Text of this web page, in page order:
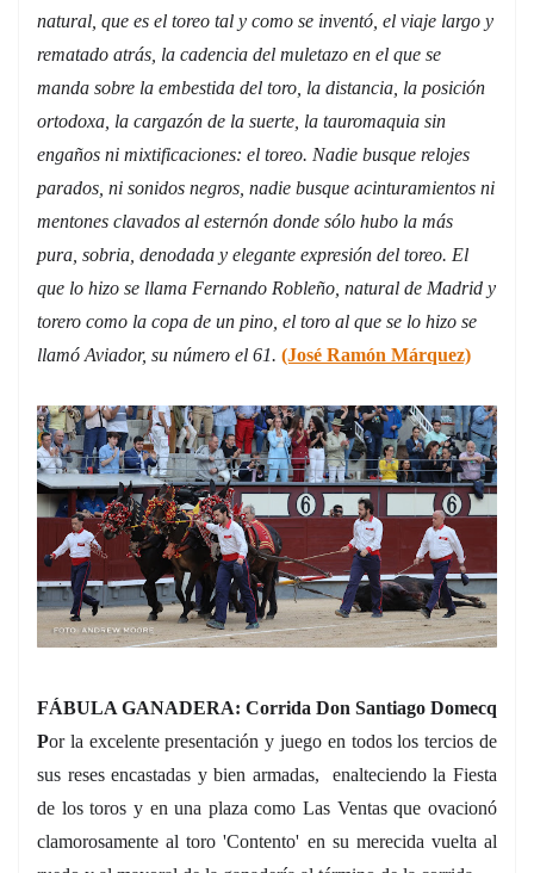
natural, que es el toreo tal y como se inventó, el viaje largo y
rematado atrás, la cadencia del muletazo en el que se
manda sobre la embestida del toro, la distancia, la posición
ortodoxa, la cargazón de la suerte, la tauromaquia sin
engaños ni mixtificaciones: el toreo. Nadie busque relojes
parados, ni sonidos negros, nadie busque acinturamientos ni
mentones clavados al esternón donde sólo hubo la más
pura, sobria, denodada y elegante expresión del toreo. El
que lo hizo se llama Fernando Robleño, natural de Madrid y
torero como la copa de un pino, el toro al que se lo hizo se
llamó Aviador, su número el 61. (José Ramón Márquez)
FÁBULA GANADERA: Corrida Don Santiago Domecq
Por la excelente presentación y juego en todos los tercios de
sus reses encastadas y bien armadas, enalteciendo la Fiesta
de los toros y en una plaza como Las Ventas que ovacionó
clamorosamente al toro 'Contento' en su merecida vuelta al